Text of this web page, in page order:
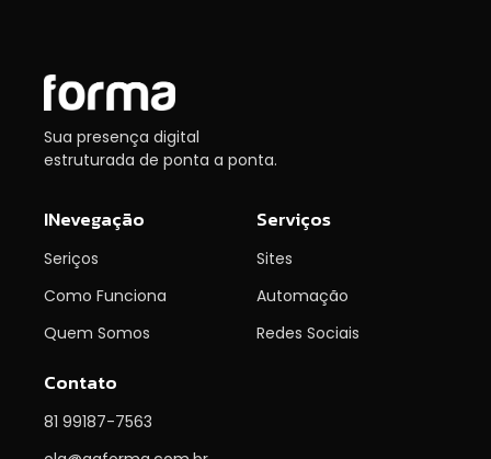
Sua presença digital
estruturada de ponta a ponta.
INevegação
Seriços
Como Funciona
Quem Somos
Serviços
Sites
Automação
Redes Sociais
Contato
81 99187-7563